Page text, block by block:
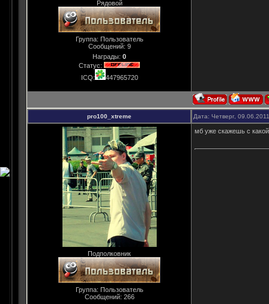
Рядовой
Группа: Пользователь
Сообщений: 9
Награды: 0
Статус:
ICQ:
447965720
pro100_xtreme Дата: Четверг,
Подполковник
Группа: Пользователь
Сообщений: 266
мб уже скажешь с